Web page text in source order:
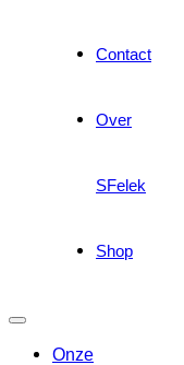
Contact
Over
SFelek
Shop
Onze